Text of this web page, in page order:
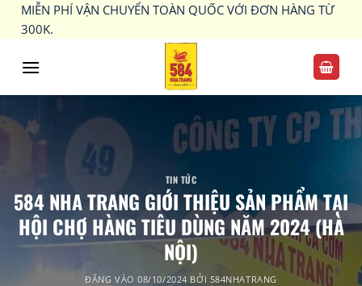
qua
dung
MIỄN PHÍ VẬN CHUYỂN TOÀN QUỐC VỚI ĐƠN HÀNG TỪ
300K.
TIN TỨC
584 NHA TRANG GIỚI THIỆU SẢN PHẨM TẠI
HỘI CHỢ HÀNG TIÊU DÙNG NĂM 2024 (HÀ
NỘI)
ĐĂNG VÀO08/10/2024 BỞI 584NHATRANG